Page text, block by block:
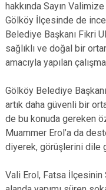
hakkında Sayın
Gölköy İlçesinde de
Belediye Başkanı Fikri
sağlıklı ve doğal bir
amacıyla yapılan
Gölköy Belediye
artık daha güvenli bir
de bu konuda gereken
Muammer Erol’a da
diyerek, görüşlerini dile
Vali Erol, Fatsa İlçesinin